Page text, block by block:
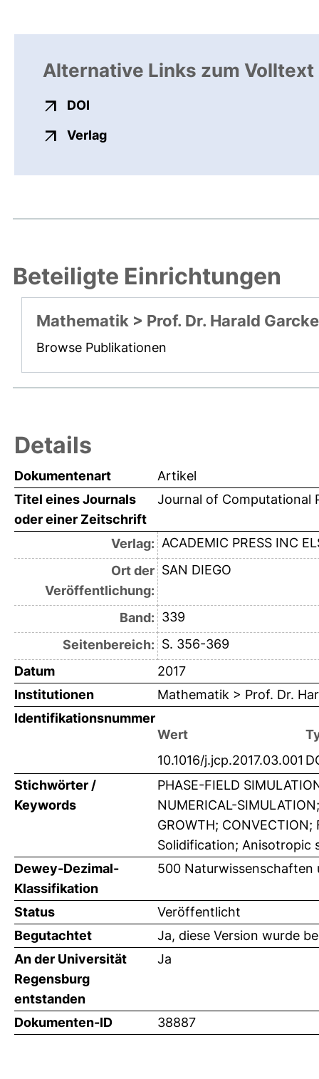
Alternative Links zum Volltext
DOI
Verlagexterner Link, öffnet neues
Beteiligte Einrichtungen
Mathematik > Prof. Dr. Harald Garcke
Browse Publikationen
Details
Dokumentenart
Artikel
Titel eines Journals
oder einer Zeitschrift
Journal of Computational
Verlag: ACADEMIC PRESS INC
Ort der
Veröffentlichung:
SAN DIEGO
Band: 339
Seitenbereich: S. 356-369
Datum
2017
Institutionen
Mathematik > Prof. Dr.
Identifikationsnummer
Wert
10.1016/j.jcp.2017.03.001
Stichwörter /
Keywords
PHASE-FIELD
NUMERICAL-
GROWTH;
Solidification; Anisotropic
Dewey-Dezimal-
Klassifikation
500 Naturwissenschaften
Status
Veröffentlicht
Begutachtet
Ja, diese Version wurde
An der Universität
Regensburg
entstanden
Ja
Dokumenten-ID 38887